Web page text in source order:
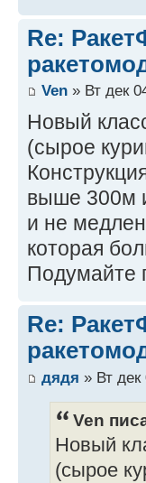
Re:
Ven » Вт дек
Новый
(сырое
выше 300м
и не
которая
Подумайте
Re:
дядя » Вт дек
Ven
Новый
(сырое